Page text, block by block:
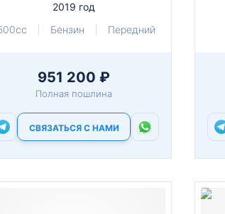
2019 год
Бензин Передний
951 200 ₽
Полная пошлина
СВЯЗАТЬСЯ С НАМИ